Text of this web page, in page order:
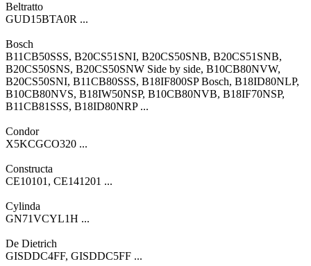
Beltratto
GUD15BTA0R ...
Bosch
B11CB50SSS, B20CS51SNI, B20CS50SNB, B20CS51SNB,
B20CS50SNS, B20CS50SNW Side by side, B10CB80NVW,
B20CS50SNI, B11CB80SSS, B18IF800SP Bosch, B18ID80NLP,
B10CB80NVS, B18IW50NSP, B10CB80NVB, B18IF70NSP,
B11CB81SSS, B18ID80NRP ...
Condor
X5KCGCO320 ...
Constructa
CE10101, CE141201 ...
Cylinda
GN71VCYL1H ...
De Dietrich
GISDDC4FF, GISDDC5FF ...